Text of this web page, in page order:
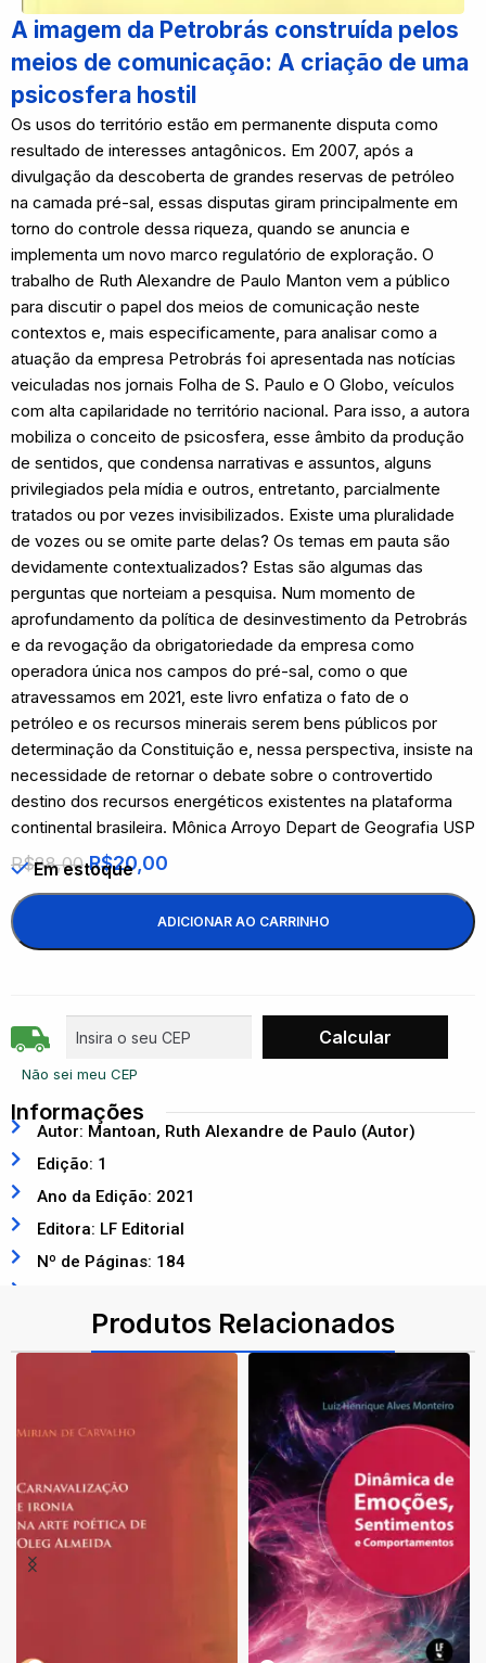
A imagem da Petrobrás construída pelos
meios de comunicação: A criação de uma
psicosfera hostil
Os usos do território estão em permanente disputa como
resultado de interesses antagônicos. Em 2007, após a
divulgação da descoberta de grandes reservas de petróleo
na camada pré-sal, essas disputas giram principalmente em
torno do controle dessa riqueza, quando se anuncia e
implementa um novo marco regulatório de exploração. O
trabalho de Ruth Alexandre de Paulo Manton vem a público
para discutir o papel dos meios de comunicação neste
contextos e, mais especificamente, para analisar como a
atuação da empresa Petrobrás foi apresentada nas notícias
veiculadas nos jornais Folha de S. Paulo e O Globo, veículos
com alta capilaridade no território nacional. Para isso, a autora
mobiliza o conceito de psicosfera, esse âmbito da produção
de sentidos, que condensa narrativas e assuntos, alguns
privilegiados pela mídia e outros, entretanto, parcialmente
tratados ou por vezes invisibilizados. Existe uma pluralidade
de vozes ou se omite parte delas? Os temas em pauta são
devidamente contextualizados? Estas são algumas das
perguntas que norteiam a pesquisa. Num momento de
aprofundamento da política de desinvestimento da Petrobrás
e da revogação da obrigatoriedade da empresa como
operadora única nos campos do pré-sal, como o que
atravessamos em 2021, este livro enfatiza o fato de o
petróleo e os recursos minerais serem bens públicos por
determinação da Constituição e, nessa perspectiva, insiste na
necessidade de retornar o debate sobre o controvertido
destino dos recursos energéticos existentes na plataforma
continental brasileira. Mônica Arroyo Depart de Geografia USP
R$88,00 R$20,00
Em estoque
ADICIONAR AO CARRINHO
Não sei meu CEP
Informações
Autor: Mantoan, Ruth Alexandre de Paulo (Autor)
Edição: 1
Ano da Edição: 2021
Editora: LF Editorial
Nº de Páginas: 184
Produtos Relacionados